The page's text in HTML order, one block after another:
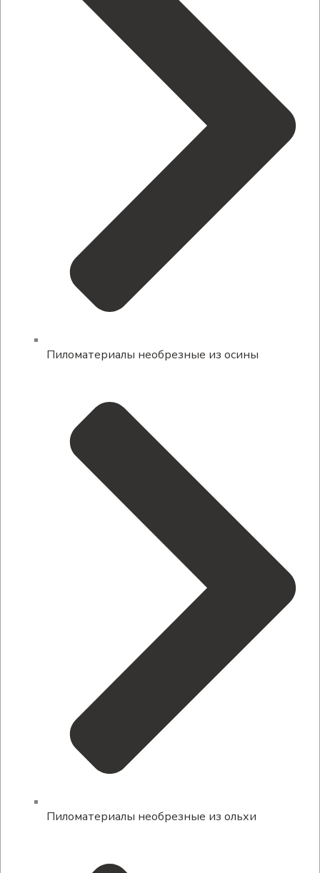
Пиломатериалы необрезные из осины
Пиломатериалы необрезные из ольхи